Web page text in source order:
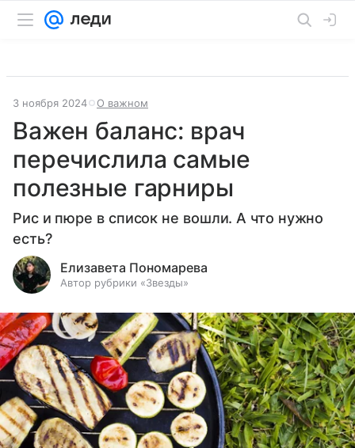
3 ноября 2024 О важном
Важен баланс: врач
перечислила самые
полезные гарниры
Рис и пюре в список не вошли. А что нужно
есть?
Елизавета Пономарева
Автор рубрики «Звезды»